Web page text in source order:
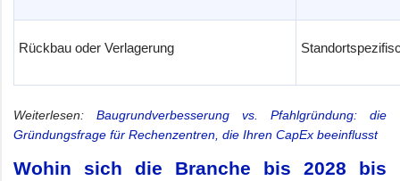
Rückbau oder Verlagerung
Weiterlesen: Baugrundverbesserung vs. Pfahlgründung: die
Gründungsfrage für Rechenzentren, die Ihren CapEx beeinflusst
Wohin sich die Branche bis 2028 bis